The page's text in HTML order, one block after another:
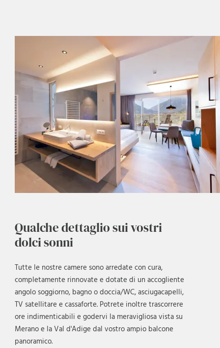
Qualche dettaglio sui vostri
dolci sonni
Tutte le nostre camere sono arredate con cura,
completamente rinnovate e dotate di un accogliente
angolo soggiorno, bagno o doccia/WC, asciugacapelli,
TV satellitare e cassaforte. Potrete inoltre trascorrere
ore indimenticabili e godervi la meravigliosa vista su
Merano e la Val d'Adige dal vostro ampio balcone
panoramico.